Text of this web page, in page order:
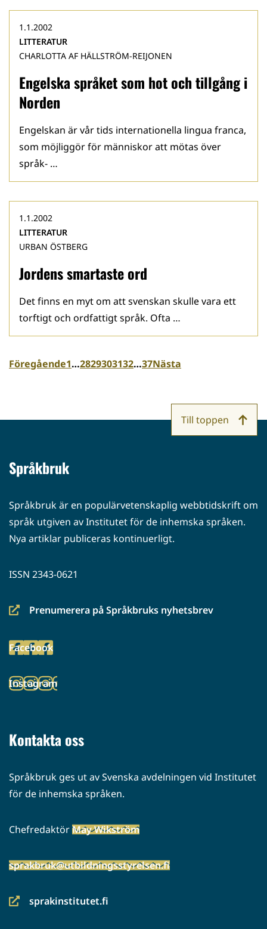
Engelska språket som hot och tillgång i
Norden
1.1.2002
LITTERATUR
CHARLOTTA AF HÄLLSTRÖM-REIJONEN
Engelskan är vår tids internationella lingua franca,
som möjliggör för människor att mötas över
språk- …
Jordens smartaste ord
1.1.2002
LITTERATUR
URBAN ÖSTBERG
Det finns en myt om att svenskan skulle vara ett
torftigt och ordfattigt språk. Ofta …
Föregående1…2829303132…37Nästa
Språkbruk
Språkbruk är en populärvetenskaplig webbtidskrift om
språk utgiven av Institutet för de inhemska språken.
Nya artiklar publiceras kontinuerligt.
ISSN 2343-0621
Prenumerera på Språkbruks nyhetsbrev
(siirryt
palveluun)
Facebook
(siirryt
palveluun)
Instagram
(siirryt
Kontakta oss
Språkbruk ges ut av Svenska avdelningen vid Institutet
för de inhemska språken.
ChefredaktörMay Wikström
sprakbruk@utbildningsstyrelsen.fi
sprakinstitutet.fi
(siirryt
Till toppen